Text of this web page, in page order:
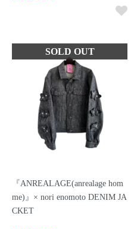
『ANREALAGE(anrealage hom
me)』× nori enomoto DENIM JA
CKET